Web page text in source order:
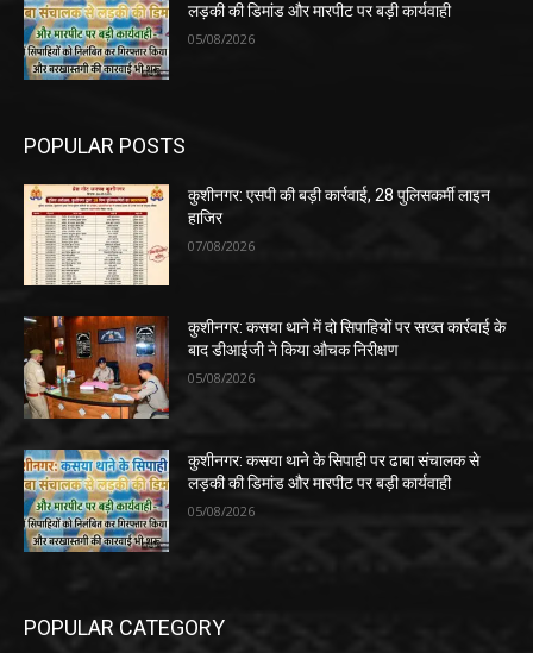
लड़की की डिमांड और मारपीट पर बड़ी कार्यवाही
05/08/2026
POPULAR POSTS
कुशीनगर: एसपी की बड़ी कार्रवाई, 28 पुलिसकर्मी लाइन
हाजिर
07/08/2026
कुशीनगर: कसया थाने में दो सिपाहियों पर सख्त कार्रवाई के
बाद डीआईजी ने किया औचक निरीक्षण
05/08/2026
कुशीनगर: कसया थाने के सिपाही पर ढाबा संचालक से
लड़की की डिमांड और मारपीट पर बड़ी कार्यवाही
05/08/2026
POPULAR CATEGORY